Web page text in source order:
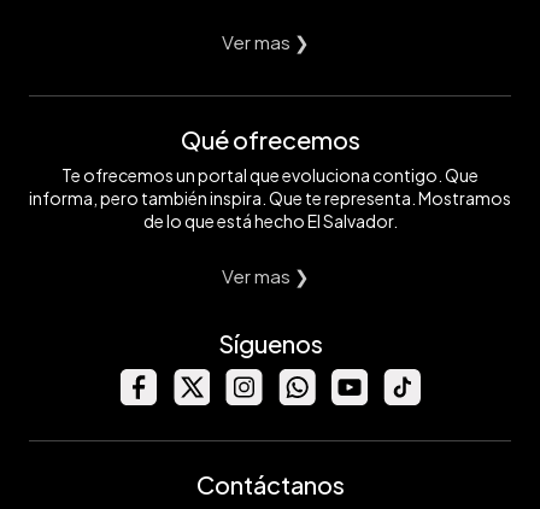
Ver mas ❯
Qué ofrecemos
Te ofrecemos un portal que evoluciona contigo. Que
informa, pero también inspira. Que te representa. Mostramos
de lo que está hecho El Salvador.
Ver mas ❯
Síguenos
Contáctanos